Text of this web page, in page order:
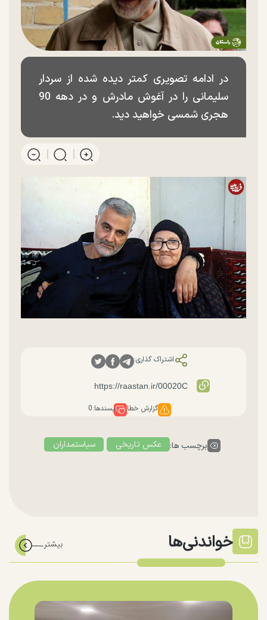
در ادامه تصویری کمتر دیده شده از سردار
سلیمانی را در آغوش مادرش و در دهه 90
هجری شمسی خواهید دید.
اشتراک گذاری:
گزارش خطا پسندها:0
برچسب ها: عکس تاریخی سیاستمداران
خواندنی‌ها